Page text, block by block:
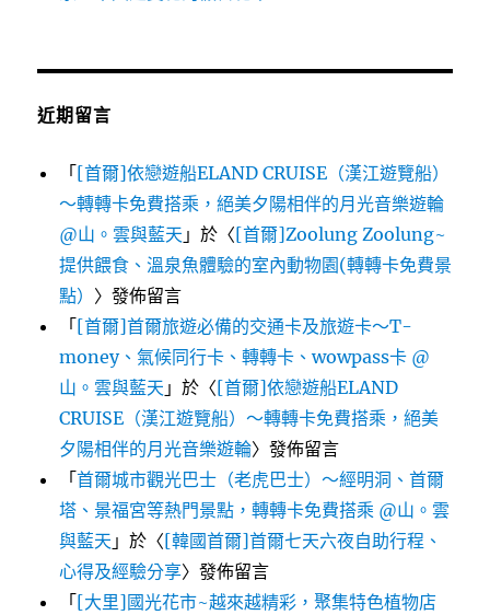
近期留言
「[首爾]依戀遊船ELAND CRUISE（漢江遊覽船）
～轉轉卡免費搭乘，絕美夕陽相伴的月光音樂遊輪
@山。雲與藍天 」於〈[首爾]Zoolung Zoolung~
提供餵食、溫泉魚體驗的室內動物園(轉轉卡免費景
點） 〉發佈留言
「[首爾]首爾旅遊必備的交通卡及旅遊卡～T-
money、氣候同行卡、轉轉卡、wowpass卡 @
山。雲與藍天 」於〈[首爾]依戀遊船ELAND
CRUISE（漢江遊覽船）～轉轉卡免費搭乘，絕美
夕陽相伴的月光音樂遊輪〉發佈留言
「首爾城市觀光巴士（老虎巴士）～經明洞、首爾
塔、景福宮等熱門景點，轉轉卡免費搭乘 @山。雲
與藍天 」於〈[韓國首爾]首爾七天六夜自助行程、
心得及經驗分享〉發佈留言
「[大里]國光花市~越來越精彩，聚集特色植物店